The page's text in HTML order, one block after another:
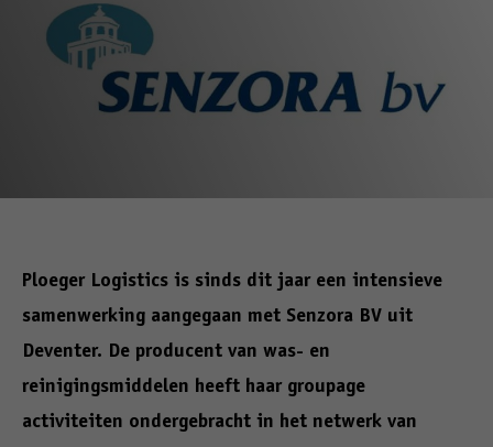
Ploeger Logistics is sinds dit jaar een intensieve
samenwerking aangegaan met Senzora BV uit
Deventer. De producent van was- en
reinigingsmiddelen heeft haar groupage
activiteiten ondergebracht in het netwerk van